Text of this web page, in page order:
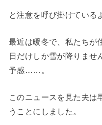
と注意を呼び掛けている
最近は暖冬で、私たちが
日だけしか雪が降りませ
予感……。
このニュースを見た夫は
うことにしました。